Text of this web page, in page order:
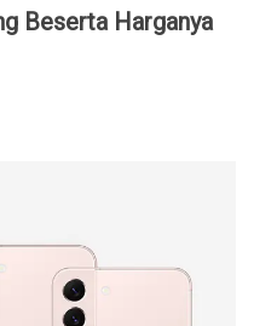
Beserta Harganya